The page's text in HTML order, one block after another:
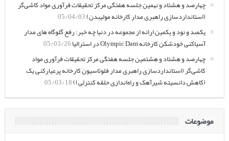
چهارصد و هشتاد و نهمین جلسه هفتگی مرکز تحقیقات فرآوری مواد کاشی‌گر
(استانداردسازی راهبری مدار کارخانه مولیبدن)05/04/03
یکصد و نود و یکمین ارائه از مجموعه در دنیا چه خبر: رفع گلوگاه های مدار
آسیاکنی خودشکن کارخانه Olympic Dam در استرالیا
05/03/26
چهارصد و هشتاد و هشتمین جلسه هفتگی مرکز تحقیقات فرآوری مواد
کاشی‌گر (استانداردسازی راهبری مدار فلوتاسیون کارخانه پرعیارکنی یک
(کاهش دانسیته شیرآهک و راه‌اندازی حلقه کنترلی))05/03/18
موضوعات